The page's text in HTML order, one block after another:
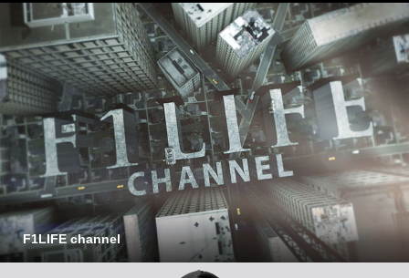
F1LIFE channel